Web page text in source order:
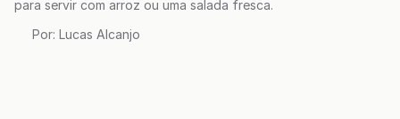
para servir com arroz ou uma salada fresca.
Por: Lucas Alcanjo